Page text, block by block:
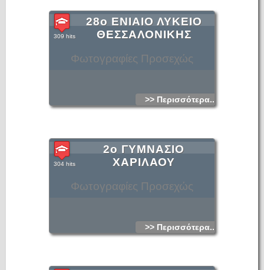
Φωτογραφίες Προσεχώς
28ο ΕΝΙΑΙΟ ΛΥΚΕΙΟ
ΘΕΣΣΑΛΟΝΙΚΗΣ
309 hits
>> Περισσότερα...
Φωτογραφίες Προσεχώς
2ο ΓΥΜΝΑΣΙΟ
ΧΑΡΙΛΑΟΥ
304 hits
>> Περισσότερα...